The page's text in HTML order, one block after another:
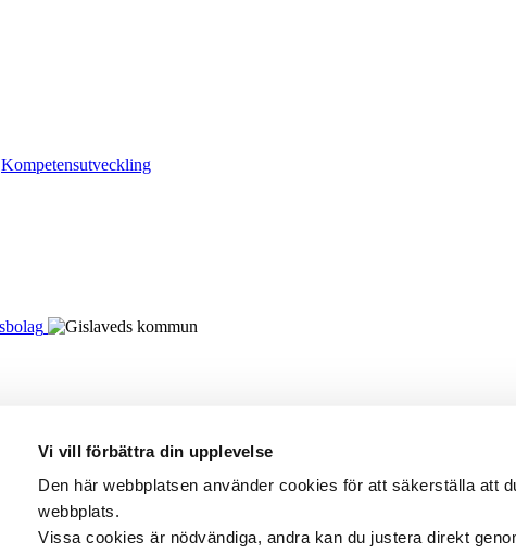
Vi vill förbättra din upplevelse
Den här webbplatsen använder cookies för att säkerställa att
webbplats.
Vissa cookies är nödvändiga, andra kan du justera direkt
Kompetensutveckling